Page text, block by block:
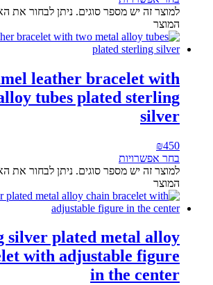
למוצר זה יש מספר סוגים. ניתן לבחור את
המוצר
leather bracelet with
tubes plated sterling
silver
₪450
בחר אפשרויות
למוצר זה יש מספר סוגים. ניתן לבחור את
המוצר
silver plated metal alloy
with adjustable figure
in the center